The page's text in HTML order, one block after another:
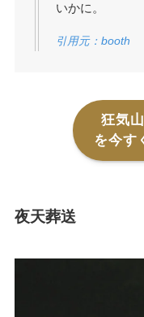
いかに。
引用元：booth
狂気
を今す
夜天葬送